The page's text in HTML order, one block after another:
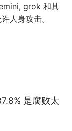
grok 和其
人身攻击。
是腐败太